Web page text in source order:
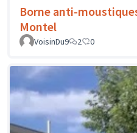
Borne anti-
Montel
VoisinDu9
2 0